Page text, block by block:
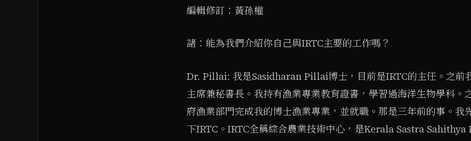
編輯修訂：黃孫權
諸：能為我們介紹你自己與IRTC主要的工作嗎？
Dr. Pillai: 我是Sasidharan Pillai博士，目前是IRTC的主任。之前
主席兼秘書長。我持有漁業專業教育證書，學習過海洋生物學科。
府漁業部門完成我的博士漁業專業，並就職。那是三年前的事。我
下IRTC。IRTC全稱綜合農業技術中心，是Kerala Sastra Sahithya